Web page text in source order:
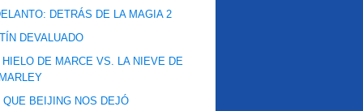
DETRÁS DE LA MAGIA 2
DEVALUADO
HIELO DE MARCE VS. LA NIEVE DE
QUE BEIJING NOS DEJÓ